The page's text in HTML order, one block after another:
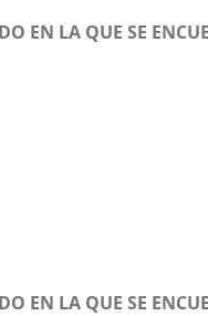
EN LA QUE SE
EN LA QUE SE